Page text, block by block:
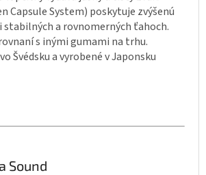
Capsule System) poskytuje zvýšenú
a rovnomerných ťahoch.
s inými gumami na trhu.
Švédsku a vyrobené v Japonsku
Sound